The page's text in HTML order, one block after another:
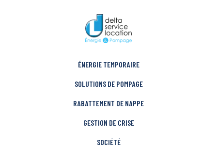
ÉNERGIE TEMPORAIRE
SOLUTIONS DE POMPAGE
RABATTEMENT DE NAPPE
GESTION DE CRISE
SOCIÉTÉ